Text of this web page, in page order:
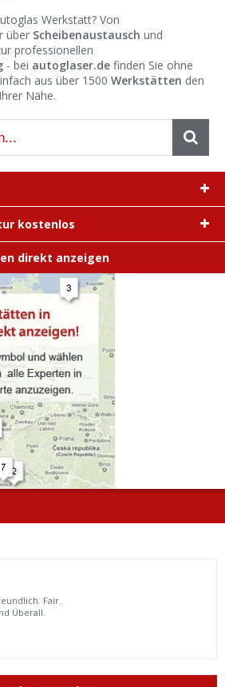
Werkstatt? Von
über Scheibenaustausch und
professionellen
- bei autoglaser.de finden Sie ohne
aus über 1500 Werkstätten den
Nähe.
kostenlos
direkt anzeigen
Fair.
Überall.